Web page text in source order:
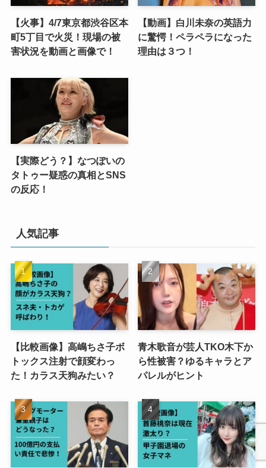
【火事】4/7東京都渋谷区本
町5丁目で火災！現場の被
害状況を動画と画像で！
【動画】白川未奈の英語力
に驚愕！ペラペラになった
理由は３つ！
【実際どう？】なつぽいの
タトゥー疑惑の真相とSNS
の反応！
人気記事
【比較画像】高嶋ちさ子ボ
トックス注射で顔変わっ
た！カラス天狗みたい？
青木歌音が芸人TKO木下か
ら性被害？ゆるキャラとア
パレルがヒント